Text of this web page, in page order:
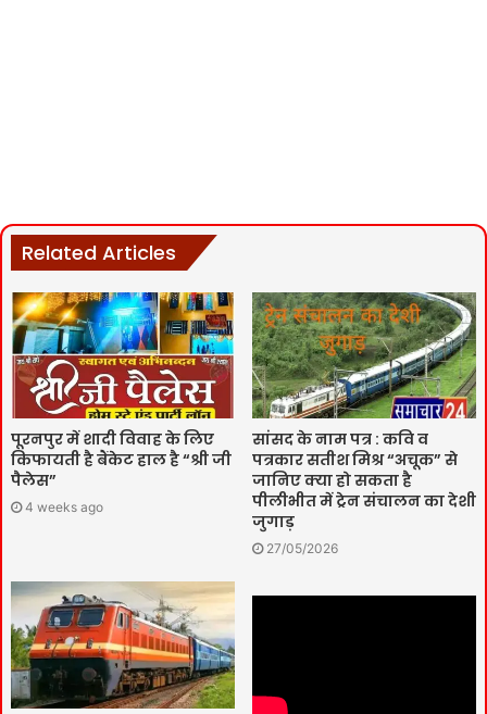
Related Articles
पूरनपुर में शादी विवाह के लिए
किफायती है बैंकेट हाल है “श्री जी
पैलेस”
4 weeks ago
सांसद के नाम पत्र : कवि व
पत्रकार सतीश मिश्र “अचूक” से
जानिए क्या हो सकता है
पीलीभीत में ट्रेन संचालन का देशी
जुगाड़
27/05/2026